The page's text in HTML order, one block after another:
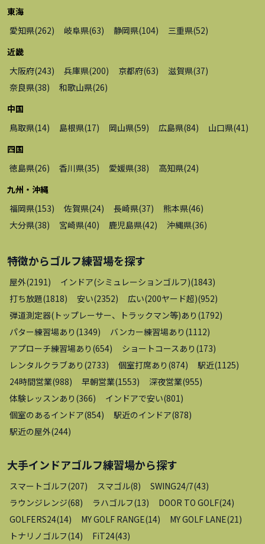
東海
愛知県(262) 岐阜県(63) 静岡県(104) 三重県(52)
近畿
大阪府(243) 兵庫県(200) 京都府(63) 滋賀県(37)
奈良県(38) 和歌山県(26)
中国
鳥取県(14) 島根県(17) 岡山県(59) 広島県(84) 山口県(41 )
四国
徳島県(26) 香川県(35) 愛媛県(38) 高知県(24)
九州・沖縄
福岡県(153) 佐賀県(24) 長崎県(37) 熊本県(46)
大分県(38) 宮崎県(40) 鹿児島県(42) 沖縄県(36)
特徴からゴルフ練習場を探す
屋外(2191 ) インドア(シミュレーションゴルフ)(1843)
打ち放題(1818) 安い(2352) 広い(200ヤード超)(952)
弾道測定器(トップレーサー、トラックマン等)あり (1792)
パター練習場あり (1349) バンカー練習場あり (1112)
アプローチ練習場あり (654) ショートコースあり (173)
レンタルクラブあり (2733) 個室打席あり (874) 駅近(1125)
24時間営業(988) 早朝営業(1553) 深夜営業(955)
体験レッスンあり (366) インドアで安い(801 )
個室のあるインドア(854) 駅近のインドア(878)
駅近の屋外(244)
大手インドアゴルフ練習場から探す
スマートゴルフ(207) スマゴル(8) SWING24/7(43)
ラウンジレンジ(68) ラハゴルフ(13) DOOR TO GOLF(24)
GOLFERS24(14) MY GOLF RANGE(14) MY GOLF LANE(21 )
トナリノゴルフ(14) FiT24(43)